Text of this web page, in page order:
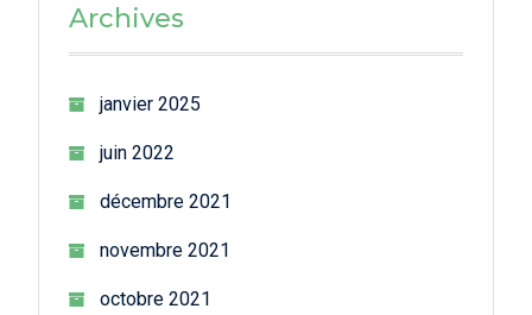
Archives
janvier 2025
juin 2022
décembre 2021
novembre 2021
octobre 2021